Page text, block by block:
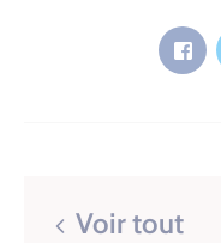
Voir tout